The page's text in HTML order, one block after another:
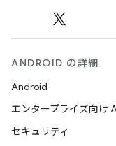
ANDROID の詳細
Android
エンタープライズ向け
セキュリティ